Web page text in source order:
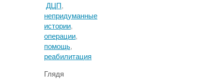
ДЦП,
непридуманные
истории,
операции,
помощь,
реабилитация
Глядя